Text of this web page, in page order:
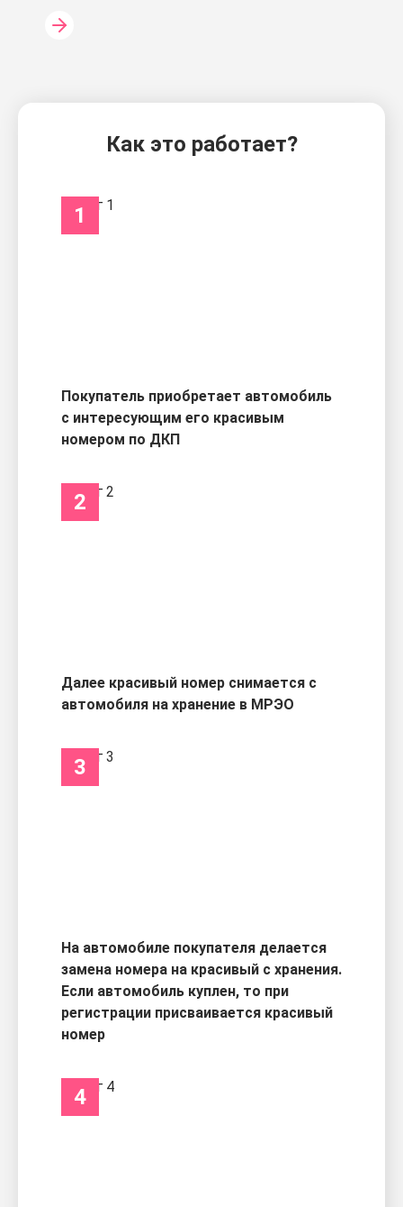
Как это работает?
1
Покупатель приобретает автомобиль
с интересующим его красивым
номером по ДКП
2
Далее красивый номер снимается с
автомобиля на хранение в МРЭО
3
На автомобиле покупателя делается
замена номера на красивый с хранения.
Если автомобиль куплен, то при
регистрации присваивается красивый
номер
4